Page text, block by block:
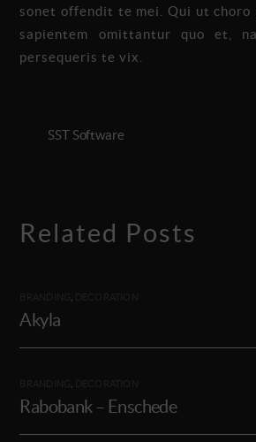
sonet offendit te mei. Qui ut
sapientem omittantur quo et,
persequeris te vix.
SST Software
Related Posts
Akyla
Rabobank – Enschede